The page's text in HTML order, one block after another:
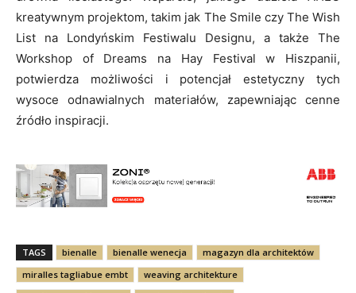
kreatywnym projektom, takim jak The Smile czy The Wish
List na Londyńskim Festiwalu Designu, a także The
Workshop of Dreams na Hay Festival w Hiszpanii,
potwierdza możliwości i potencjał estetyczny tych
wysoce odnawialnych materiałów, zapewniając cenne
źródło inspiracji.
TAGS bienalle bienalle wenecja
magazyn dla architektów
miralles tagliabue embt
weaving architekture